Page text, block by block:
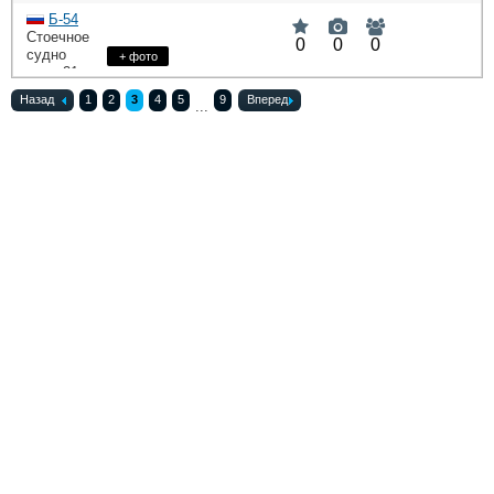
HP: 0Б-54
Стоечное
судно
: 21,
HP: 0
+ фото
0 0 0
Назад 1 2 3 4 5 ... 9 Вперед